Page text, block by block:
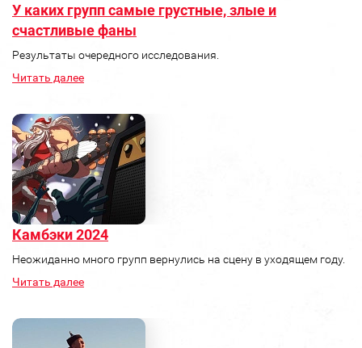
У каких групп самые грустные, злые и
счастливые фаны
Результаты очередного исследования.
Читать далее
Камбэки 2024
Неожиданно много групп вернулись на сцену в уходящем году.
Читать далее